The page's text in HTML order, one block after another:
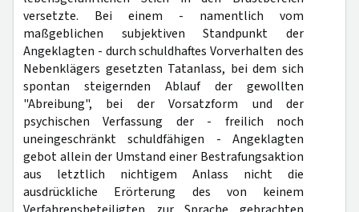
versetzte. Bei einem - namentlich vom
maßgeblichen subjektiven Standpunkt der
Angeklagten - durch schuldhaftes Vorverhalten des
Nebenklägers gesetzten Tatanlass, bei dem sich
spontan steigernden Ablauf der gewollten
"Abreibung", bei der Vorsatzform und der
psychischen Verfassung der - freilich noch
uneingeschränkt schuldfähigen - Angeklagten
gebot allein der Umstand einer Bestrafungsaktion
aus letztlich nichtigem Anlass nicht die
ausdrückliche Erörterung des von keinem